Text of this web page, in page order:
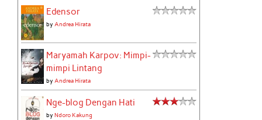
Edensor
byAndrea Hirata
Maryamah Karpov: Mimpi-
mimpi Lintang
byAndrea Hirata
Nge-blog Dengan Hati
byNdoro Kakung